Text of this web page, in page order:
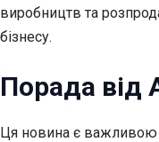
виробництв та
бізнесу.
Порада від
Ця новина є важливою